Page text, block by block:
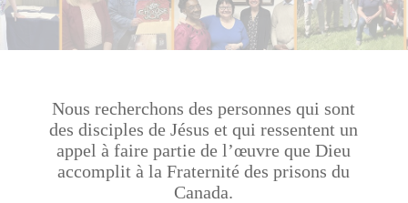
Nous recherchons des personnes qui sont
des disciples de Jésus et qui ressentent un
appel à faire partie de l’œuvre que Dieu
accomplit à la Fraternité des prisons du
Canada.